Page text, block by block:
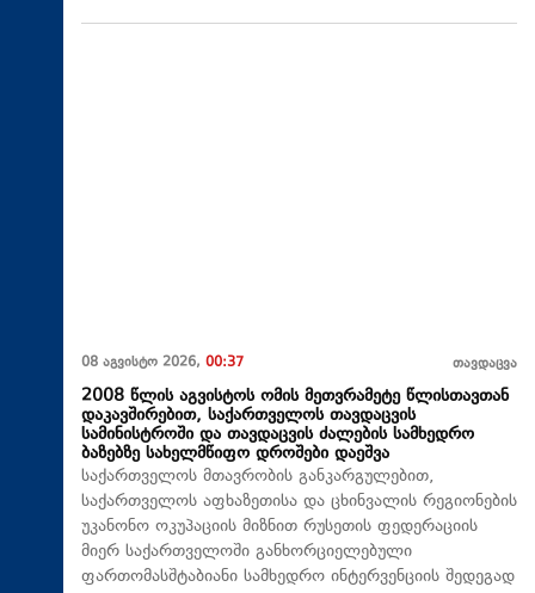
08 აგვისტო 2026, 00:37 თავდაცვა
2008 წლის აგვისტოს ომის მეთვრამეტე წლისთავთან
დაკავშირებით, საქართველოს თავდაცვის
სამინისტროში და თავდაცვის ძალების სამხედრო
ბაზებზე სახელმწიფო დროშები დაეშვა
საქართველოს მთავრობის განკარგულებით,
საქართველოს აფხაზეთისა და ცხინვალის რეგიონების
უკანონო ოკუპაციის მიზნით რუსეთის ფედერაციის
მიერ საქართველოში განხორციელებული
ფართომასშტაბიანი სამხედრო ინტერვენციის შედეგად